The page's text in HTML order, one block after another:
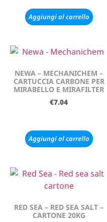
Aggiungi al carrello
NEWA – MECHANICHEM –
CARTUCCIA CARBONE PER
MIRABELLO E MIRAFILTER
€7.04
Aggiungi al carrello
RED SEA – RED SEA SALT –
CARTONE 20KG